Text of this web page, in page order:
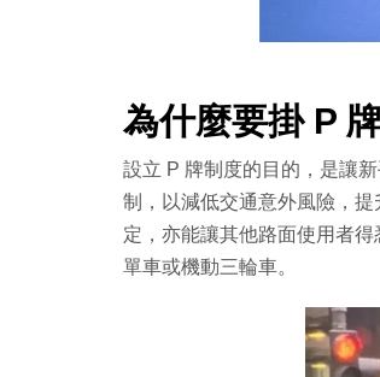
為什麼要掛 P
設立 P 牌制度的目的，是讓
制，以減低交通意外風險，
定，亦能讓其他路面使用者
單車或機動三輪車。